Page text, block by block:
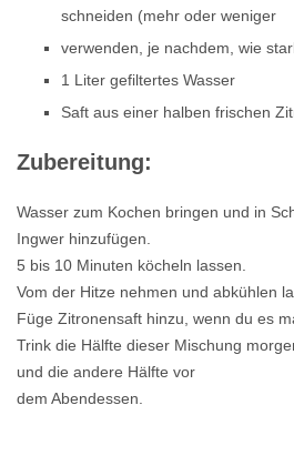
schneiden (mehr oder weniger
verwenden, je nachdem, wie
1 Liter gefiltertes Wasser
Saft aus einer halben frischen
Zubereitung:
Wasser zum Kochen bringen und in
Ingwer hinzufügen.
5 bis 10 Minuten köcheln lassen.
Vom der Hitze nehmen und abkühlen
Füge Zitronensaft hinzu, wenn du es
Trink die Hälfte dieser Mischung
und die andere Hälfte vor
dem Abendessen.